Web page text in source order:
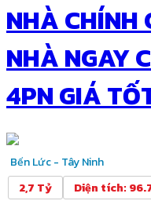
NHÀ CHÍNH
NHÀ NGAY
4PN GIÁ
Bến Lức - Tây Ninh
2,7 Tỷ
Diện tích: